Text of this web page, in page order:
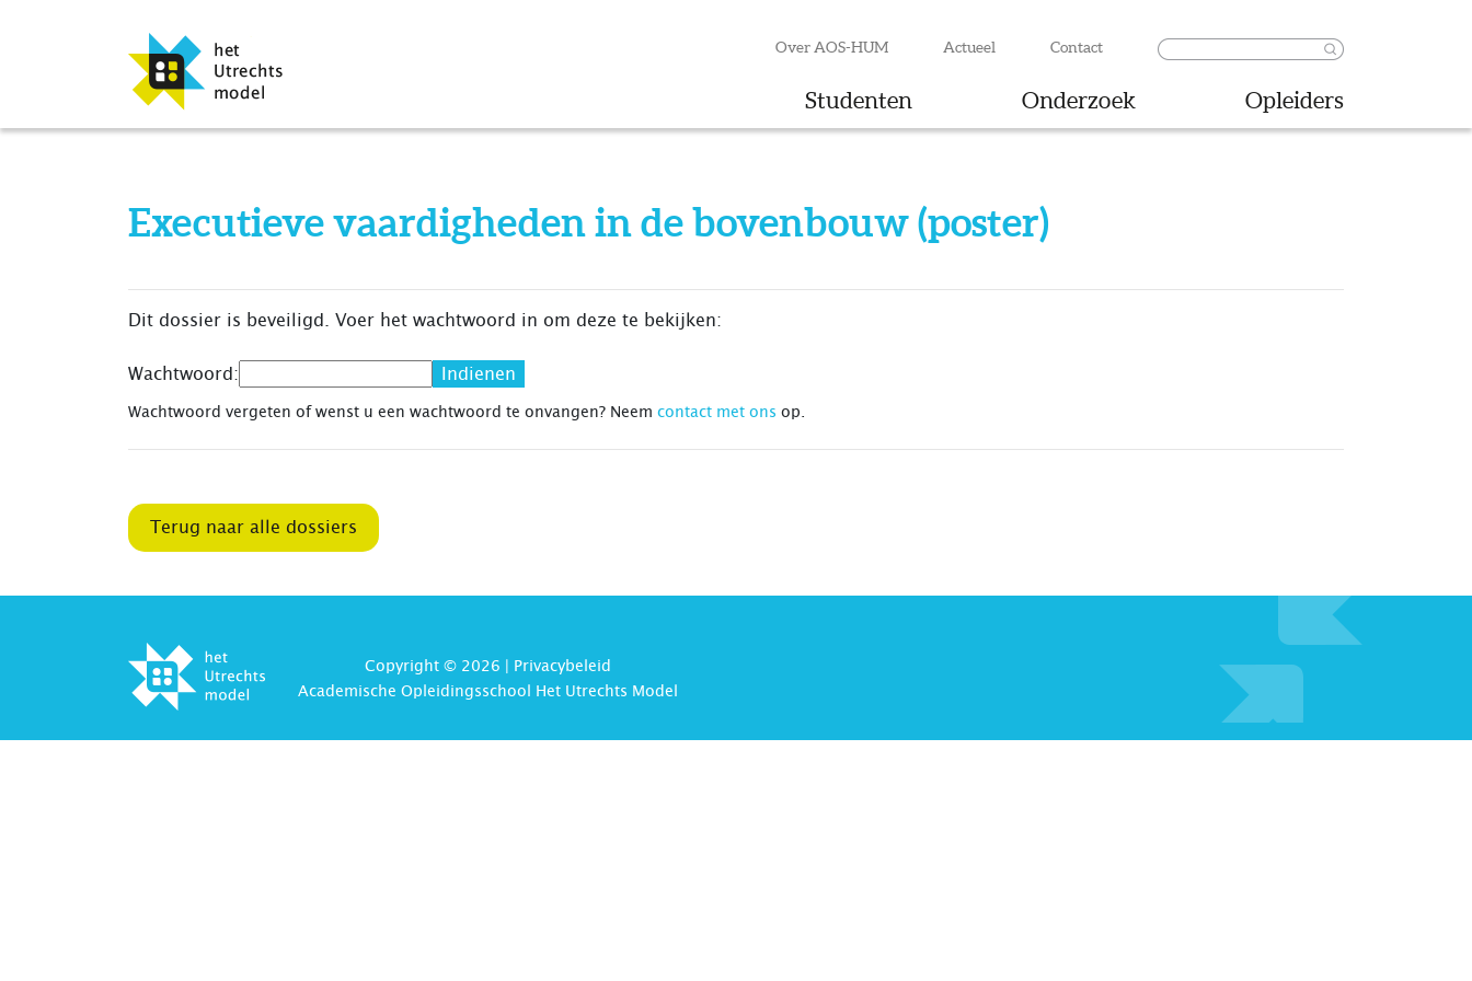
Over AOS-HUM Actueel Contact
Studenten Onderzoek Opleiders
Executieve vaardigheden in de bovenbouw (poster)
Dit dossier is beveiligd. Voer het wachtwoord in om deze te bekijken:
Wachtwoord:
Wachtwoord vergeten of wenst u een wachtwoord te onvangen? Neem contact met ons op.
Terug naar alle dossiers
Copyright © 2026 | Privacybeleid
Academische Opleidingsschool Het Utrechts Model